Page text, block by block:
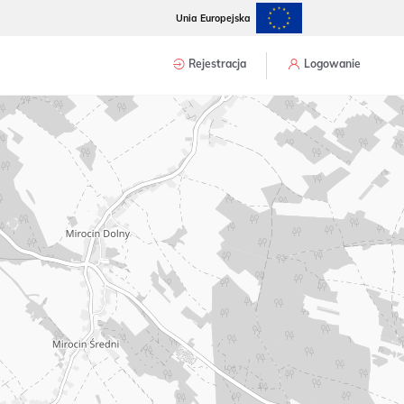
Unia Europejska
Rejestracja Logowanie